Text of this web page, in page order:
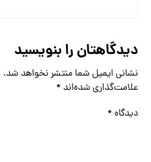
دیدگاهتان را بنویسید
نشانی ایمیل شما منتشر نخواهد شد.
علامت‌گذاری شده‌اند *
دیدگاه *